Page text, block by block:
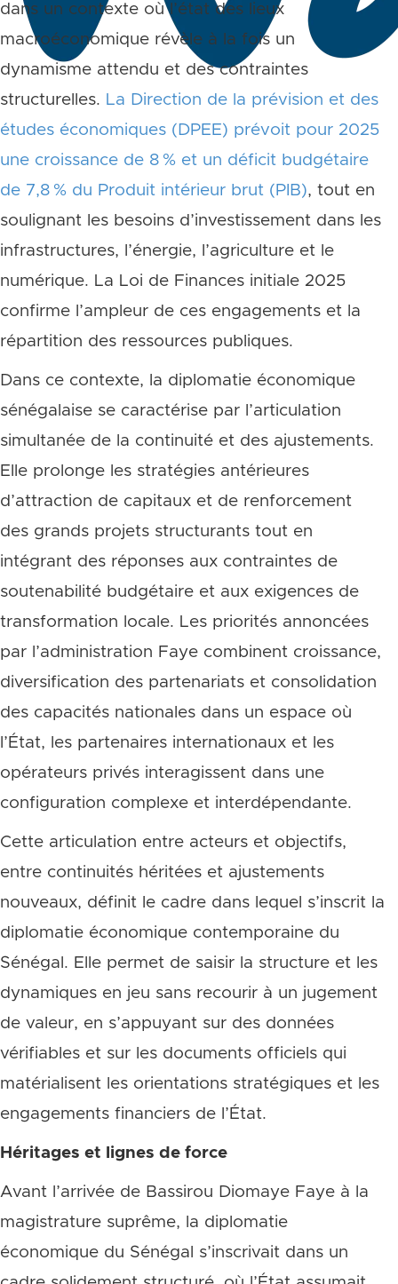
dans un contexte où l’état des lieux
macroéconomique révèle à la fois un
dynamisme attendu et des contraintes
structurelles. La Direction de la prévision et des
études économiques (DPEE) prévoit pour 2025
une croissance de 8 % et un déficit budgétaire
de 7,8 % du Produit intérieur brut (PIB), tout en
soulignant les besoins d’investissement dans les
infrastructures, l’énergie, l’agriculture et le
numérique. La Loi de Finances initiale 2025
confirme l’ampleur de ces engagements et la
répartition des ressources publiques.
Dans ce contexte, la diplomatie économique
sénégalaise se caractérise par l’articulation
simultanée de la continuité et des ajustements.
Elle prolonge les stratégies antérieures
d’attraction de capitaux et de renforcement
des grands projets structurants tout en
intégrant des réponses aux contraintes de
soutenabilité budgétaire et aux exigences de
transformation locale. Les priorités annoncées
par l’administration Faye combinent croissance,
diversification des partenariats et consolidation
des capacités nationales dans un espace où
l’État, les partenaires internationaux et les
opérateurs privés interagissent dans une
configuration complexe et interdépendante.
Cette articulation entre acteurs et objectifs,
entre continuités héritées et ajustements
nouveaux, définit le cadre dans lequel s’inscrit la
diplomatie économique contemporaine du
Sénégal. Elle permet de saisir la structure et les
dynamiques en jeu sans recourir à un jugement
de valeur, en s’appuyant sur des données
vérifiables et sur les documents officiels qui
matérialisent les orientations stratégiques et les
engagements financiers de l’État.
Héritages et lignes de force
Avant l’arrivée de Bassirou Diomaye Faye à la
magistrature suprême, la diplomatie
économique du Sénégal s’inscrivait dans un